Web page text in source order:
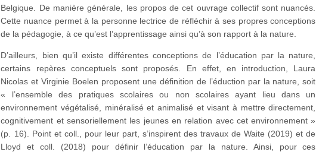
Belgique. De manière générale, les propos de cet ouvrage collectif sont nuancés.
Cette nuance permet à la personne lectrice de réfléchir à ses propres conceptions
de la pédagogie, à ce qu’est l’apprentissage ainsi qu’à son rapport à la nature.
D’ailleurs, bien qu’il existe différentes conceptions de l’éducation par la nature,
certains repères conceptuels sont proposés. En effet, en introduction, Laura
Nicolas et Virginie Boelen proposent une définition de l’éduction par la nature, soit
« l’ensemble des pratiques scolaires ou non scolaires ayant lieu dans un
environnement végétalisé, minéralisé et animalisé et visant à mettre directement,
cognitivement et sensoriellement les jeunes en relation avec cet environnement »
(p. 16). Point et coll., pour leur part, s’inspirent des travaux de Waite (2019) et de
Lloyd et coll. (2018) pour définir l’éducation par la nature. Ainsi, pour ces